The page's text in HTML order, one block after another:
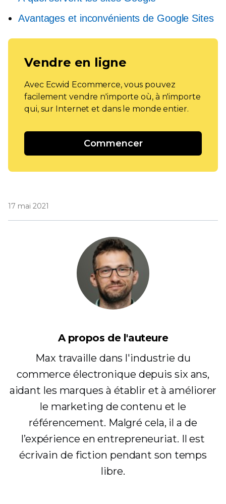
Avantages et inconvénients de Google Sites
Vendre en ligne
Avec Ecwid Ecommerce, vous pouvez
facilement vendre n'importe où, à n'importe
qui, sur Internet et dans le monde entier.
Commencer
17 mai 2021
A propos de l'auteure
Max travaille dans l'industrie du
commerce électronique depuis six ans,
aidant les marques à établir et à améliorer
le marketing de contenu et le
référencement. Malgré cela, il a de
l’expérience en entrepreneuriat. Il est
écrivain de fiction pendant son temps
libre.